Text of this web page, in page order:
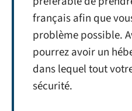
français afin que
problème possible.
pourrez avoir un
dans lequel tout
sécurité.